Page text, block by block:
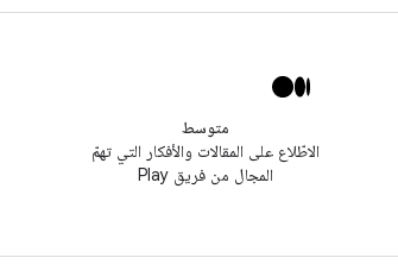
متوسط
الاطّلاع على المقالات والأفكار التي تهمّ
المجال من فريق Play